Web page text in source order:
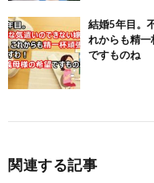
結婚5年目。
れからも精
ですものね
関連する記事